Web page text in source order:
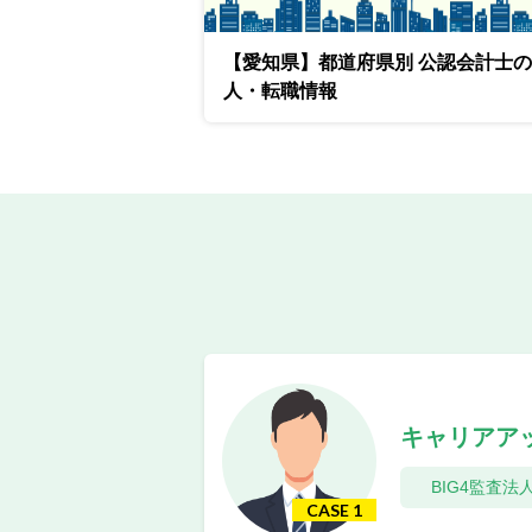
【愛知県】都道府県別 公認会計士
人・転職情報
キャリアア
BIG4監査法
CASE 1